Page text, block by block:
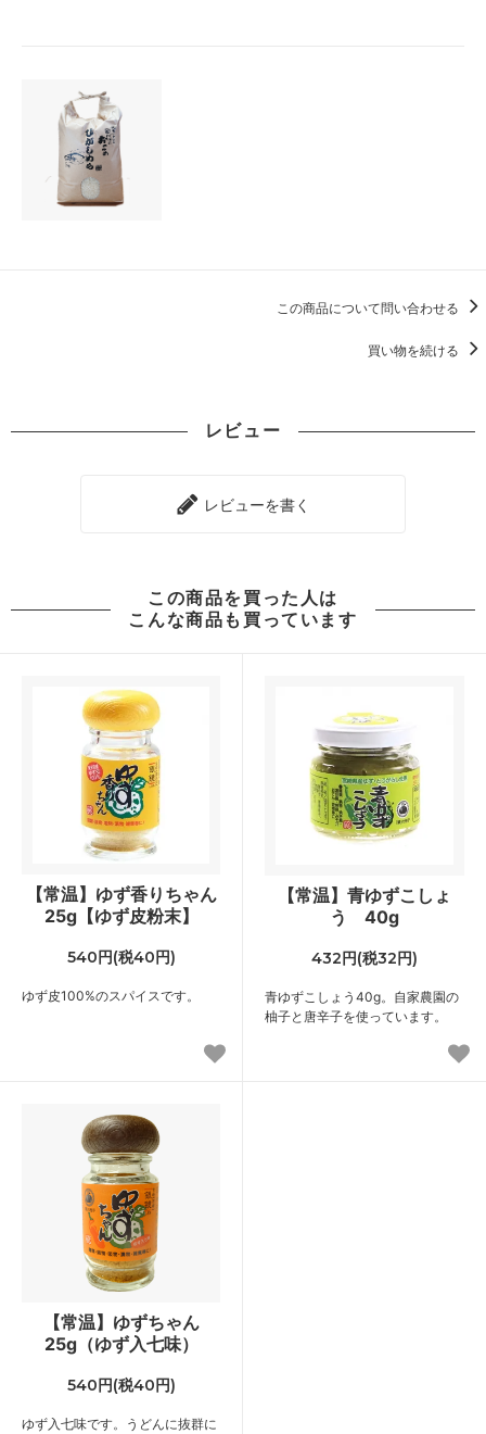
この商品について問い合わせる
買い物を続ける
レビュー
レビューを書く
この商品を買った人は
こんな商品も買っています
【常温】ゆず香りちゃん
25g【ゆず皮粉末】
540円(税40円)
ゆず皮100%のスパイスです。
【常温】青ゆずこしょ
う 40g
432円(税32円)
青ゆずこしょう40g。自家農園の
柚子と唐辛子を使っています。
【常温】ゆずちゃん
25g（ゆず入七味）
540円(税40円)
ゆず入七味です。うどんに抜群に